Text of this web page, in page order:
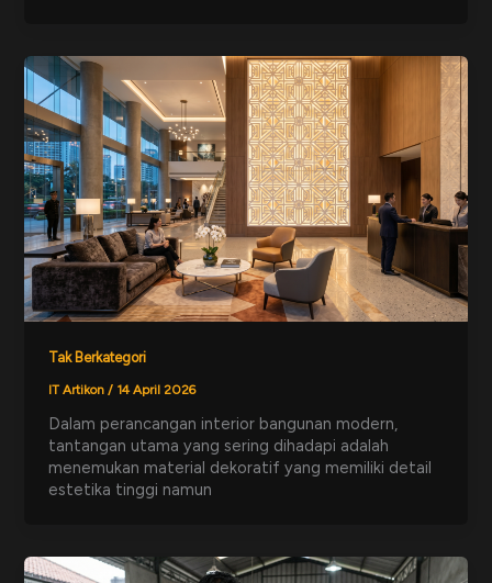
Tak Berkategori
IT Artikon/ 14 April 2026
Dalam perancangan interior bangunan modern,
tantangan utama yang sering dihadapi adalah
menemukan material dekoratif yang memiliki detail
estetika tinggi namun